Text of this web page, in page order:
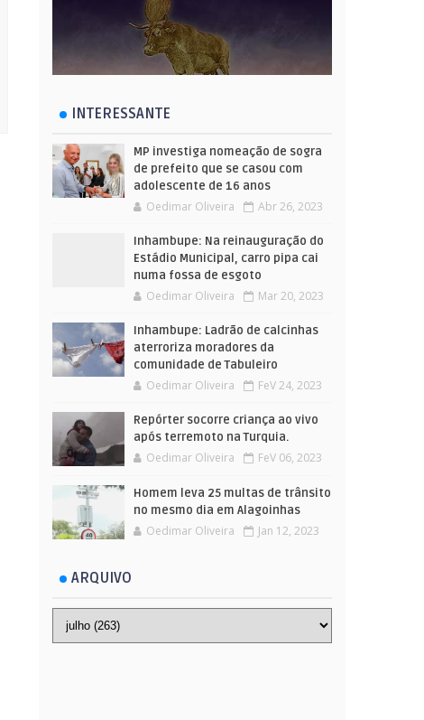
INTERESSANTE
MP investiga nomeação de sogra
de prefeito que se casou com
adolescente de 16 anos
Oedimar Oliveira Abr 26, 2023
Inhambupe: Na reinauguração do
Estádio Municipal, carro pipa cai
numa fossa de esgoto
Oedimar Oliveira Mar 20, 2023
Inhambupe: Ladrão de calcinhas
aterroriza moradores da
comunidade de Tabuleiro
Oedimar Oliveira FeV 24, 2023
Repórter socorre criança ao vivo
após terremoto na Turquia.
Oedimar Oliveira FeV 06, 2023
Homem leva 25 multas de trânsito
no mesmo dia em Alagoinhas
Oedimar Oliveira Jan 12, 2023
ARQUIVO